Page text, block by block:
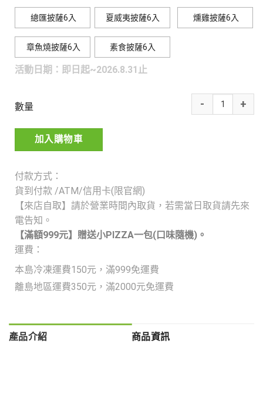
總匯披薩6入 夏威夷披薩6入 燻雞披薩6入
章魚燒披薩6入 素食披薩6入
活動日期：即日起~2026.8.31止
數量
加入購物車
付款方式：
貨到付款 /ATM/信用卡(限官網)
【來店自取】請於營業時間內取貨，若需當日取貨請先來
電告知。
【滿額999元】贈送小PIZZA一包(口味隨機)。
運費：
本島冷凍運費150元，滿999免運費
離島地區運費350元，滿2000元免運費
產品介紹 商品資訊